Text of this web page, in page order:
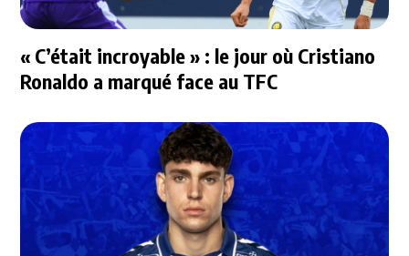
« C’était incroyable » : le jour où Cristiano
Ronaldo a marqué face au TFC